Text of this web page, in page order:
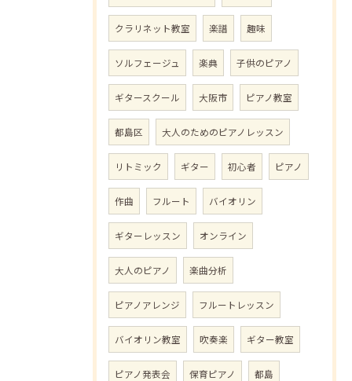
クラリネット教室 楽譜 趣味
ソルフェージュ 楽典 子供のピアノ
ギタースクール 大阪市 ピアノ教室
都島区 大人のためのピアノレッスン
リトミック ギター 初心者 ピアノ
作曲 フルート バイオリン
ギターレッスン オンライン
大人のピアノ 楽曲分析
ピアノアレンジ フルートレッスン
バイオリン教室 吹奏楽 ギター教室
ピアノ発表会 保育ピアノ 都島